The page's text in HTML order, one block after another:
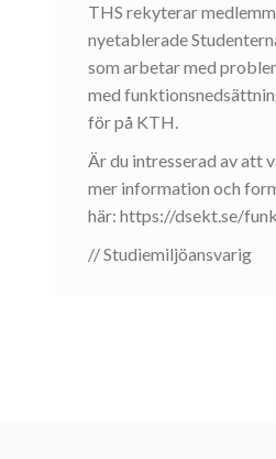
THS rekyterar
nyetablerade
som arbetar med
med
för på KTH.
Är du intresserad av att
mer information och
här: https://dsekt.se/
// Studiemiljöansvarig